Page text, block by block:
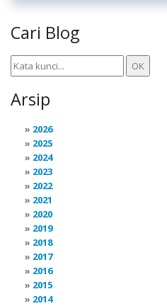
Cari Blog
Arsip
2026
2025
2024
2023
2022
2021
2020
2019
2018
2017
2016
2015
2014